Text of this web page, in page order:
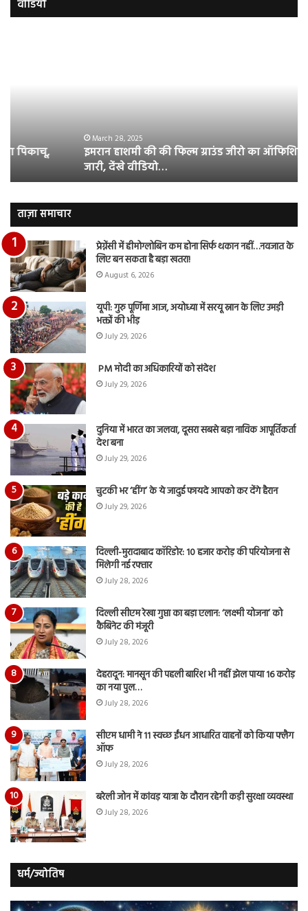
वीडियो
ऑफिशियल
जारी,
वीडियो…
इमरान हाशमी की की फिल्म ग्राउंड जीरो का ऑफिशियल टीजर
जारी, देंखे वीडियो…
ताज़ा समाचार
प्रेग्नेंसी में हीमोग्लोबिन कम होना सिर्फ थकान नहीं…नवजात के
लिए बन सकता है बड़ा खतरा!
August 6, 2026
यूपी: गुरु पूर्णिमा आज, अयोध्या में सरयू स्नान के लिए उमड़ी
भक्तों की भीड़
July 29, 2026
PM मोदी का अधिकारियों को संदेश
July 29, 2026
दुनिया में भारत का जलवा, दूसरा सबसे बड़ा नाविक आपूर्तिकर्ता
देश बना
July 29, 2026
चुटकी भर ‘हींग’ के ये जादुई फायदे आपको कर देंगे हैरान
July 29, 2026
दिल्ली-मुरादाबाद कॉरिडोर: 10 हजार करोड़ की परियोजना से
मिलेगी नई रफ्तार
July 28, 2026
दिल्ली सीएम रेखा गुप्ता का बड़ा एलान: ‘लक्ष्मी योजना’ को
कैबिनेट की मंजूरी
July 28, 2026
देहरादून: मानसून की पहली बारिश भी नहीं झेल पाया 16 करोड़
का नया पुल…
July 28, 2026
सीएम धामी ने 11 स्वच्छ ईंधन आधारित वाहनों को किया फ्लैग
ऑफ
July 28, 2026
बरेली जोन में कांवड़ यात्रा के दौरान रहेगी कड़ी सुरक्षा व्यवस्था
July 28, 2026
धर्म/ज्योतिष